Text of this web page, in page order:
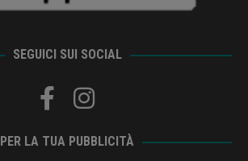
SEGUICI SUI SOCIAL
PER LA TUA PUBBLICITÀ